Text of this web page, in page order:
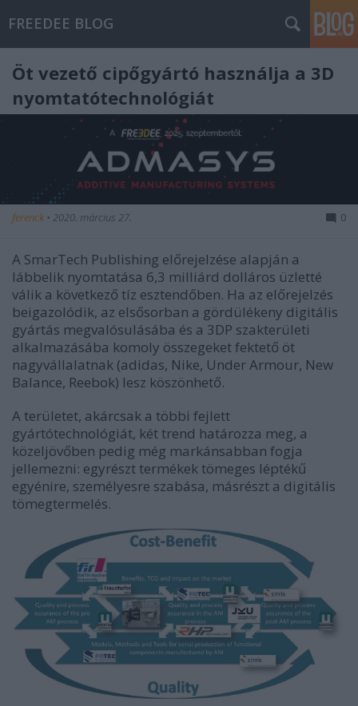
FREEDEE BLOG
Öt vezető cipőgyártó használja a 3D
nyomtatótechnológiát
ferenck • 2020. március 27. 0
A SmarTech Publishing előrejelzése alapján a
lábbelik nyomtatása 6,3 milliárd dolláros üzletté
válik a következő tíz esztendőben. Ha az előrejelzés
beigazolódik, az elsősorban a gördülékeny digitális
gyártás megvalósulásába és a 3DP szakterületi
alkalmazásába komoly összegeket fektető öt
nagyvállalatnak (adidas, Nike, Under Armour, New
Balance, Reebok) lesz köszönhető.
A területet, akárcsak a többi fejlett
gyártótechnológiát, két trend határozza meg, a
közeljövőben pedig még markánsabban fogja
jellemezni: egyrészt termékek tömeges léptékű
egyénire, személyesre szabása, másrészt a digitális
tömegtermelés.